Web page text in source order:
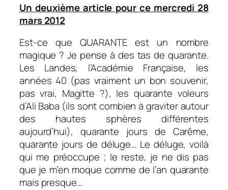
Un deuxième article pour ce mercredi 28
mars 2012
Est-ce que QUARANTE est un nombre
magique ? Je pense à des tas de quarante.
Les Landes, l’Académie Française, les
années 40 (pas vraiment un bon souvenir,
pas vrai, Magitte ?), les quarante voleurs
d’Ali Baba (ils sont combien à graviter autour
des hautes sphères différentes
aujourd’hui), quarante jours de Carême,
quarante jours de déluge… Le déluge, voilà
qui me préoccupe ; le reste, je ne dis pas
que je m’en moque comme de l’an quarante
mais presque…